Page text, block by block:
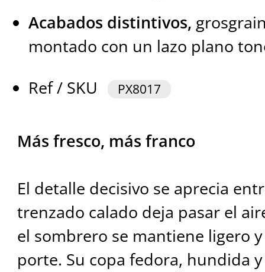
Acabados distintivos,
montado con un lazo plano
Ref / SKU
PX8017
Más fresco, más franco
El detalle decisivo se aprecia
trenzado calado deja pasar el
el sombrero se mantiene ligero
porte. Su copa fedora, hundida